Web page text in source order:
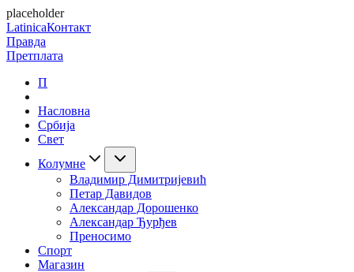
placeholder
LatinicaКонтакт
Правда
Претплата
П
Насловна
Србија
Свет
Колумне
Владимир Димитријевић
Петар Давидов
Александар Дорошенко
Александар Ђурђев
Преносимо
Спорт
Магазин